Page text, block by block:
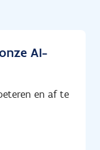
AI-
en af te